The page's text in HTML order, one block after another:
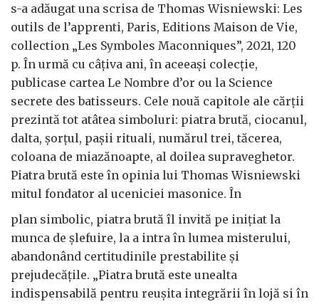
s-a adăugat una scrisa de Thomas Wisniewski: Les
outils de l’apprenti, Paris, Editions Maison de Vie,
collection „Les Symboles Maconniques”, 2021, 120
p. În urmă cu câțiva ani, în aceeași colecție,
publicase cartea Le Nombre d’or ou la Science
secrete des batisseurs. Cele nouă capitole ale cărții
prezintă tot atâtea simboluri: piatra brută, ciocanul,
dalta, șorțul, pașii rituali, numărul trei, tăcerea,
coloana de miazănoapte, al doilea supraveghetor.
Piatra brută este în opinia lui Thomas Wisniewski
mitul fondator al uceniciei masonice. În
plan simbolic, piatra brută îl invită pe inițiat la
munca de șlefuire, la a intra în lumea misterului,
abandonând certitudinile prestabilite și
prejudecățile. „Piatra brută este unealta
indispensabilă pentru reușita integrării în lojă si în